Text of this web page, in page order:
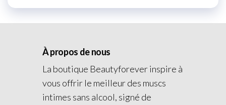
À propos de nous
La boutique Beautyforever inspire à
vous offrir le meilleur des muscs
intimes sans alcool, signé de